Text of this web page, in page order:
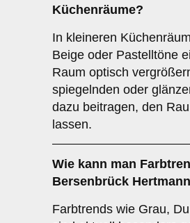
Küchenräume?
In kleineren
Beige oder Pastelltöne
Raum optisch
spiegelnden oder
dazu beitragen, den
lassen.
Wie kann man
Bersenbrück
Farbtrends wie Grau,